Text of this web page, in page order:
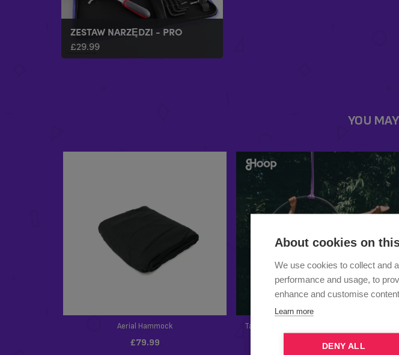
ZESTAW NARZĘDZI - PRO
£29.99
About cookies on
We use cookies to collect and
performance and usage, to
enhance and customise
Learn more
DENY ALL